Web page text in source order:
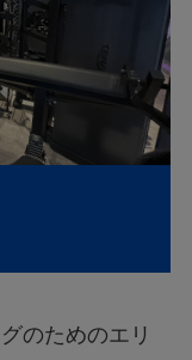
のためのエリ